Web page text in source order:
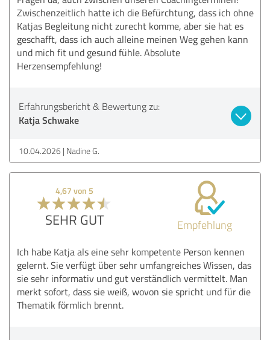
Zwischenzeitlich hatte ich die Befürchtung, dass ich ohne
Katjas Begleitung nicht zurecht komme, aber sie hat es
geschafft, dass ich auch alleine meinen Weg gehen kann
und mich fit und gesund fühle. Absolute
Herzensempfehlung!
Erfahrungsbericht & Bewertung zu:
Katja Schwake
10.04.2026 Nadine G.
4,67 von 5
SEHR GUT Empfehlung
Ich habe Katja als eine sehr kompetente Person kennen
gelernt. Sie verfügt über sehr umfangreiches Wissen, das
sie sehr informativ und gut verständlich vermittelt. Man
merkt sofort, dass sie weiß, wovon sie spricht und für die
Thematik förmlich brennt.